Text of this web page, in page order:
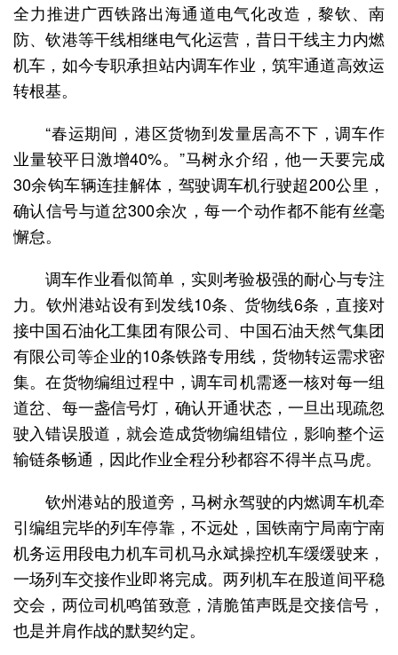
全力推进广西铁路出海通道电气化改造，黎钦、南
防、钦港等干线相继电气化运营，昔日干线主力内燃
机车，如今专职承担站内调车作业，筑牢通道高效运
转根基。
“春运期间，港区货物到发量居高不下，调车作
业量较平日激增40%。”马树永介绍，他一天要完成
30余钩车辆连挂解体，驾驶调车机行驶超200公里，
确认信号与道岔300余次，每一个动作都不能有丝毫
懈怠。
调车作业看似简单，实则考验极强的耐心与专注
力。钦州港站设有到发线10条、货物线6条，直接对
接中国石油化工集团有限公司、中国石油天然气集团
有限公司等企业的10条铁路专用线，货物转运需求密
集。在货物编组过程中，调车司机需逐一核对每一组
道岔、每一盏信号灯，确认开通状态，一旦出现疏忽
驶入错误股道，就会造成货物编组错位，影响整个运
输链条畅通，因此作业全程分秒都容不得半点马虎。
钦州港站的股道旁，马树永驾驶的内燃调车机牵
引编组完毕的列车停靠，不远处，国铁南宁局南宁南
机务运用段电力机车司机马永斌操控机车缓缓驶来，
一场列车交接作业即将完成。两列机车在股道间平稳
交会，两位司机鸣笛致意，清脆笛声既是交接信号，
也是并肩作战的默契约定。